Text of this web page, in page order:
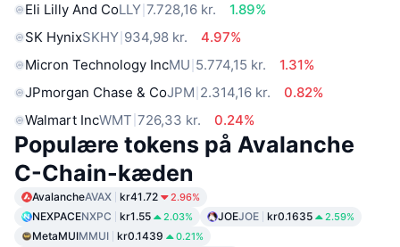
Eli Lilly And CoLLY 7.728,16 kr.
1.89%
SK HynixSKHY 934,98 kr.
4.97%
Micron Technology IncMU 5.774,15 kr.
1.31%
JPmorgan Chase & CoJPM 2.314,16 kr.
0.82%
Walmart IncWMT 726,33 kr. 0.24%
Populære tokens på Avalanche
C-Chain-kæden
AvalancheAVAX kr41.72 2.96%
NEXPACENXPC kr1.55 2.03% JOEJOE kr0.1635 2.59%
MetaMUIMMUI kr0.1439 0.21%